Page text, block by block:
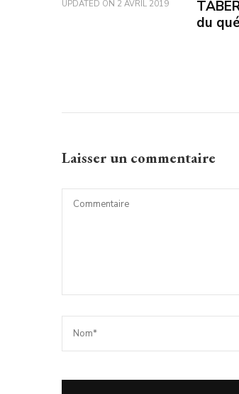
UPDATED ON 2 AVRIL 2019
du
Laisser un commentaire